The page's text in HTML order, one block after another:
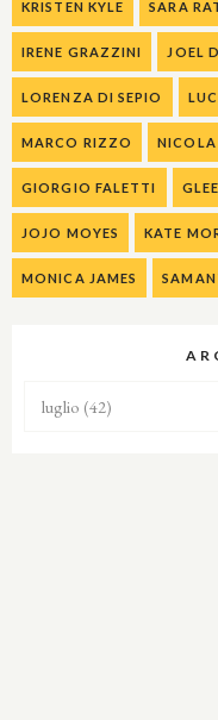
KRISTEN KYLE SARA
IRENE GRAZZINI JOEL
LORENZA DI SEPIO
MARCO RIZZO
GIORGIO FALETTI
JOJO MOYES KATE
MONICA JAMES